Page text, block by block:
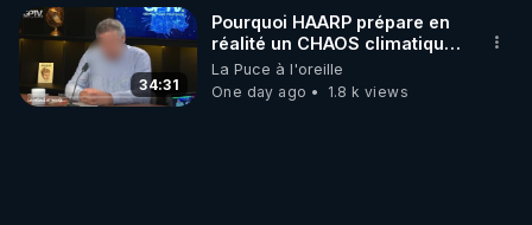
34:31
Pourquoi HAARP prépare en
réalité un CHAOS climatique,
on répond
La Puce à l'oreille
One day ago
1.8 k views